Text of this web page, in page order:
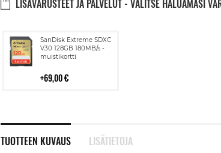
LISÄVARUSTEET JA PALVELUT - VALITSE HALUAMASI
SanDisk Extreme SDXC
V30 128GB 180MB/s -
muistikortti
69,00 €
Lisää
ostoskoriin
TUOTTEEN KUVAUS LISÄTIETOJA